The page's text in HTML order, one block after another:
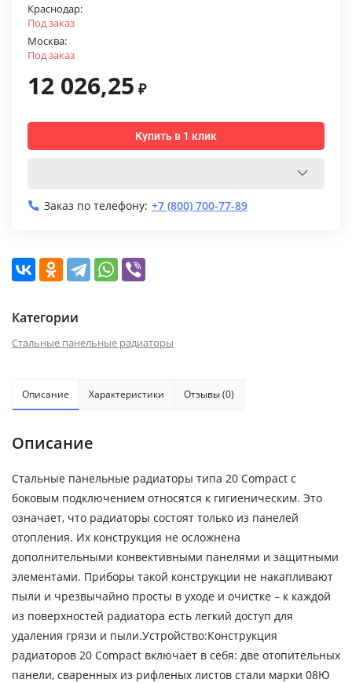
Краснодар:
Под заказ
Москва:
Под заказ
12 026,25 ₽
Купить в 1 клик
Заказ по телефону: +7 (800) 700-77-89
Категории
Стальные панельные радиаторы
Описание Характеристики Отзывы (0)
Описание
Стальные панельные радиаторы типа 20 Compact с
боковым подключением относятся к гигиеническим. Это
означает, что радиаторы состоят только из панелей
отопления. Их конструкция не осложнена
дополнительными конвективными панелями и защитными
элементами. Приборы такой конструкции не накапливают
пыли и чрезвычайно просты в уходе и очистке – к каждой
из поверхностей радиатора есть легкий доступ для
удаления грязи и пыли.Устройство:Конструкция
радиаторов 20 Compact включает в себя: две отопительных
панели, сваренных из рифленых листов стали марки 08Ю